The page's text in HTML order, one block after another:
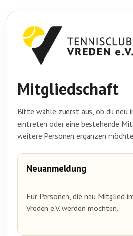
Mitgliedschaft
Bitte wähle zuerst aus, ob du neu
eintreten oder eine bestehende
weitere Personen ergänzen
Neuanmeldung
Für Personen, die neu Mitglied
Vreden e.V. werden möchten.